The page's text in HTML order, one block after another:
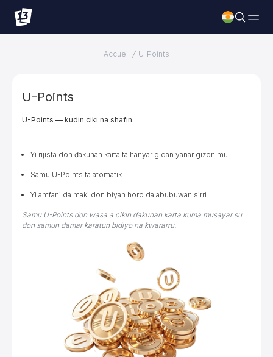
Accueil U-Points
U-Points
U-Points — kudin ciki na shafin.
Yi rijista don ɗakunan karta ta hanyar gidan yanar gizon mu
Samu U-Points ta atomatik
Yi amfani da maki don biyan horo da abubuwan sirri
Samu U-Points don wasa a cikin ɗakunan karta kuma musayar su
don samun damar karatun bidiyo na ƙwararru.